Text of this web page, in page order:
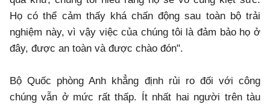
Họ có thể cảm thấy khá chấn động sau toàn bộ trải
nghiệm này, vì vậy việc của chúng tôi là đảm bảo họ ở
đây, được an toàn và được chào đón".
Bộ Quốc phòng Anh khẳng định rủi ro đối với công
chúng vẫn ở mức rất thấp. Ít nhất hai người trên tàu